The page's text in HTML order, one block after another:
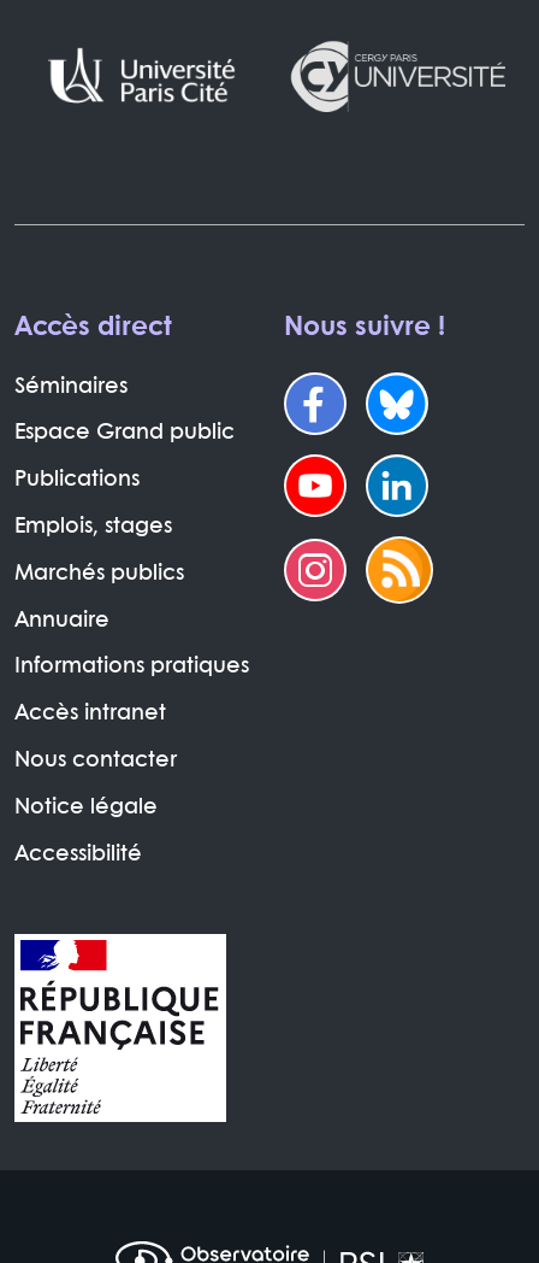
Accès direct
Séminaires
Espace Grand public
Publications
Emplois, stages
Marchés publics
Annuaire
Informations pratiques
Accès intranet
Nous contacter
Notice légale
Accessibilité
Nous suivre !